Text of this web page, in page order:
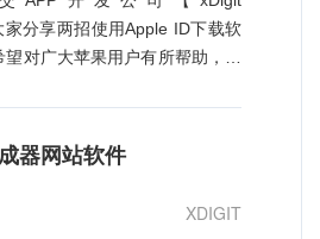
七、微信朋友圈推广 微信是目
款应用软件，微信拥有5亿用户
的形式进行推广。 八、微博推
件、手机短信推广 如果自己用
叉推广： iOS APP推广的辅助
售; (2)订单来源：提供自助式的
，在线比价等多种销售服务。
售服务的人力成本; (3)售后服
购买产品; (4)品牌价值：在订
城网站APP应用制作方案主要面
分享两招使用Apple ID下载软
对广大苹果用户有所帮助，缓
与App Store--打开。这样以
只要用指纹解锁了，不需要再
你的iPhone有指纹解锁功能，
器网站软件
XDIGIT